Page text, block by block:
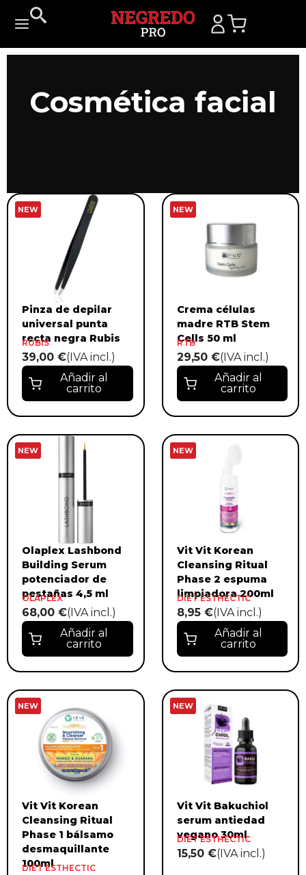
Cosmética facial
NEW
Pinza de depilar
universal punta
recta negra Rubis
RUBIS
39,00 €(IVA incl.)
Añadir al
carrito
NEW
Crema células
madre RTB Stem
Cells 50 ml
RTB
29,50 €(IVA incl.)
Añadir al
carrito
NEW
Olaplex Lashbond
Building Serum
potenciador de
pestañas 4,5 ml
OLAPLEX
68,00 €(IVA incl.)
Añadir al
carrito
NEW
Vit Vit Korean
Cleansing Ritual
Phase 2 espuma
limpiadora 200ml
DIET ESTHECTIC
8,95 €(IVA incl.)
Añadir al
carrito
NEW
Vit Vit Korean
Cleansing Ritual
Phase 1 bálsamo
desmaquillante
100ml
DIET ESTHECTIC
NEW
Vit Vit Bakuchiol
serum antiedad
vegano 30ml
DIET ESTHECTIC
15,50 €(IVA incl.)